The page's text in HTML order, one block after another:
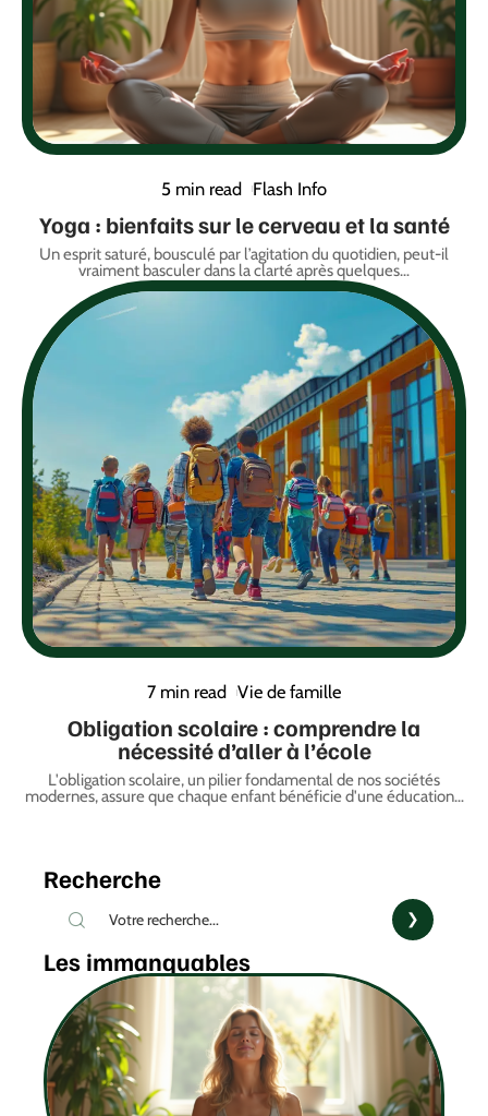
5 min read Flash Info
Yoga : bienfaits sur le cerveau et la santé
Un esprit saturé, bousculé par l’agitation du quotidien, peut-il
vraiment basculer dans la clarté après quelques…
7 min read Vie de famille
Obligation scolaire : comprendre la
nécessité d’aller à l’école
L'obligation scolaire, un pilier fondamental de nos sociétés
modernes, assure que chaque enfant bénéficie d'une éducation…
Recherche
Les immanquables